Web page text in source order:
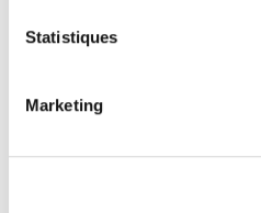
Statistiques
Marketing
ganache chocolat Venezuela 70% –